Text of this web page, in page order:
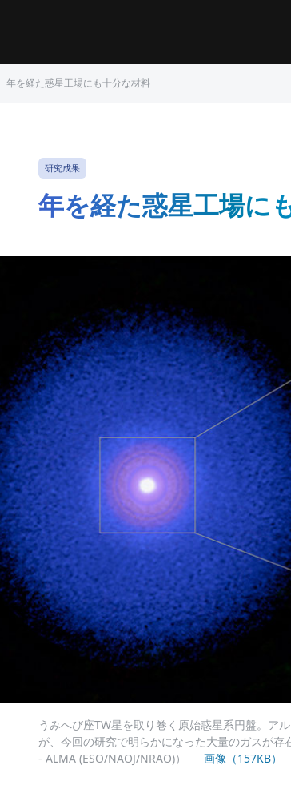
年を経た惑星工場にも十分な材料
研究成果
年を経た惑星工場に
うみへび座TW星を取り巻く原始惑星系円盤。ア
が、今回の研究で明らかになった大量のガスが
- ALMA (ESO/NAOJ/NRAO)）
画像（157KB）